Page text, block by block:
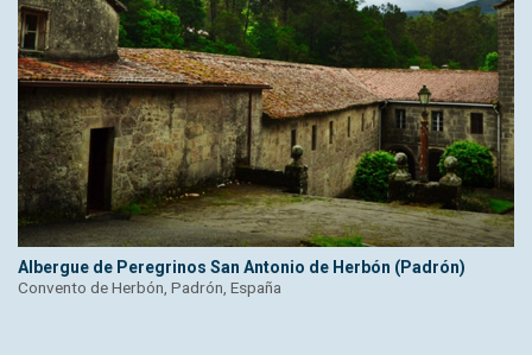
Albergue de Peregrinos San Antonio de Herbón (Padrón)
Convento de Herbón, Padrón, España